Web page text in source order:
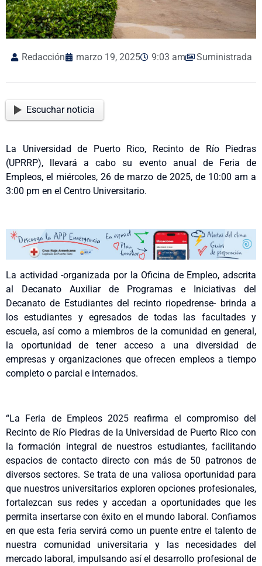
Redacción marzo 19, 2025 9:03 am Suministrada
Escuchar noticia
La Universidad de Puerto Rico, Recinto de Río Piedras
(UPRRP), llevará a cabo su evento anual de Feria de
Empleos, el miércoles, 26 de marzo de 2025, de 10:00 am a
3:00 pm en el Centro Universitario.
La actividad -organizada por la Oficina de Empleo, adscrita
al Decanato Auxiliar de Programas e Iniciativas del
Decanato de Estudiantes del recinto riopedrense- brinda a
los estudiantes y egresados de todas las facultades y
escuela, así como a miembros de la comunidad en general,
la oportunidad de tener acceso a una diversidad de
empresas y organizaciones que ofrecen empleos a tiempo
completo o parcial e internados.
“La Feria de Empleos 2025 reafirma el compromiso del
Recinto de Río Piedras de la Universidad de Puerto Rico con
la formación integral de nuestros estudiantes, facilitando
espacios de contacto directo con más de 50 patronos de
diversos sectores. Se trata de una valiosa oportunidad para
que nuestros universitarios exploren opciones profesionales,
fortalezcan sus redes y accedan a oportunidades que les
permita insertarse con éxito en el mundo laboral. Confiamos
en que esta feria servirá como un puente entre el talento de
nuestra comunidad universitaria y las necesidades del
mercado laboral, impulsando así el desarrollo profesional de